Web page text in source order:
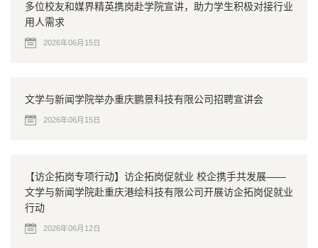
多位校友和媒界精英携岗赴学院宣讲，助力学生积极对接行业
用人需求
2026年06月15日
文学与新闻学院举办重庆鹏景科技有限公司招聘宣讲会
2026年06月15日
【访企拓岗专项行动】访企拓岗促就业 校企携手共发展——
文学与新闻学院赴重庆港绘科技有限公司开展访企拓岗促就业
行动
2026年06月12日